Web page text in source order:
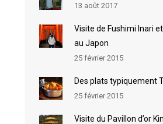
13 août 2017
Visite de Fushimi Inari
au Japon
25 février 2015
Des plats typiquement
25 février 2015
Visite du Pavillon d’or